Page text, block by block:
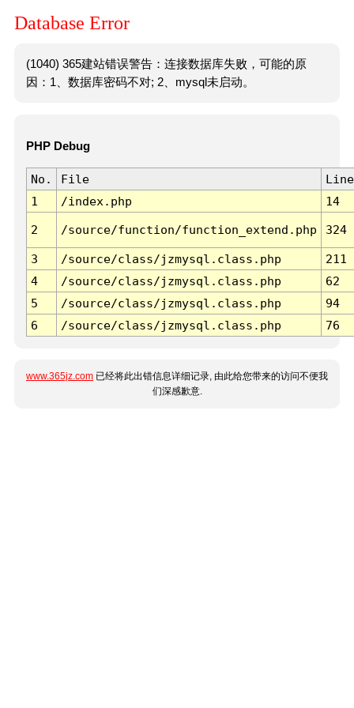
Database Error
(1040) 365建站错误警告：连接数据库失败，可能的原
因：1、数据库密码不对; 2、mysql未启动。
PHP Debug
No. File
Line
1
/index.php 14
2 /source/function/function_extend.php 324
3 /source/class/jzmysql.class.php
211
4
/source/class/jzmysql.class.php
62
5
/source/class/jzmysql.class.php
94
6
/source/class/jzmysql.class.php 76
www.365jz.com 已经将此出错信息详细记录, 由此给您带来的访问不便我
们深感歉意.